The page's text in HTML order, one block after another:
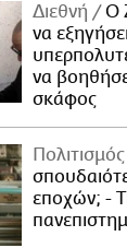
Διεθνή
Ο
να
να
σκάφος
Πολιτισμός
εποχών; -